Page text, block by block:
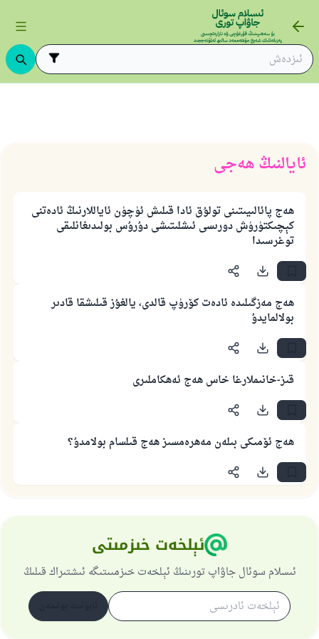
ئايالنىڭ ھەجى
ھەج پائالىيىتىنى تولۇق ئادا قىلىش ئۈچۈن ئاياللارنىڭ ئادەتنى
كېچىكتۈرۈش دورىسى ئىشلىتىشى دۇرۇس بولىدىغانلىقى
توغرسىدا
ھەج مەزگىلىدە ئادەت كۆرۈپ قالدى، يالغۇز قىلىشقا قادىر
بولالمايدۇ
قىز-خانىملارغا خاس ھەج ئەھكاملىرى
ھەج ئۆمىكى بىلەن مەھرەمسىز ھەج قىلسام بولامدۇ؟
ئېلخەت خىزمىتى
ئىسلام سوئال جاۋاپ تورىنىڭ ئېلخەت خىزمىىتىگە ئىشتىراك قىلىڭ
ئائىلىنى ساقلاپ قالدى
ئۇممەتكە جاۋاپ بېرىشىمىزگە ياردەم قىلىڭ
پەيغەمبەرئەلەيھىسسالام مۇنداق دېگەن:
ياخشىلىققا باشلارپ قويغان كىشى قىلغۇچىغا
ئوخشاش ساۋاپقا ئېرىشىدۇ